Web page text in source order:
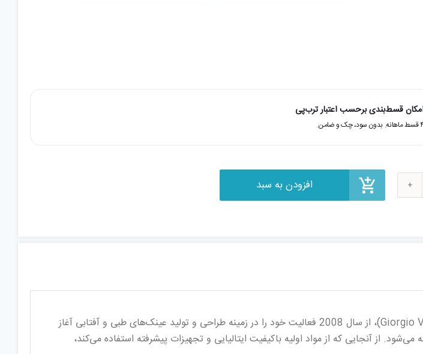
قسط‌بندی برحسب اعتبار ترب‌پی
چک و ضامن.
عینک آفتابی جورجیو ولنتی جزو بهترین برندهای عینک است. برند جورجیو ولنتی (Giorgio Valenti)، از سال 2008 فعالیت خود را در زمینه طراحی و تولید عینک‌های طبی و آفتابی آغاز
از آنجایی که از مواد اولیه باکیفیت ایتالیایی و تجهیزات پیشرفته استفاده می‌کند،